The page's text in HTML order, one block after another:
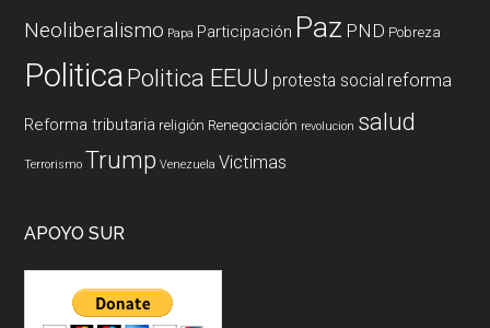
Neoliberalismo Papa Participación Paz PND Pobreza
PoliticaPolitica EEUU protesta social reforma
Reforma tributaria religión Renegociación revolucion salud
Terrorismo Trump Venezuela Victimas
APOYO SUR